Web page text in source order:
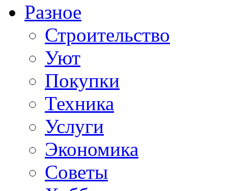
Разное
Строительство
Уют
Покупки
Техника
Услуги
Экономика
Советы